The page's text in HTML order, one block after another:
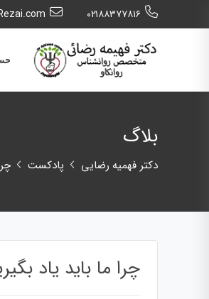
٠٢١٨٨٣٧٧٨١٦
بلاگ
دکتر فهمیه رضایی پادکست
چرا ما باید یاد